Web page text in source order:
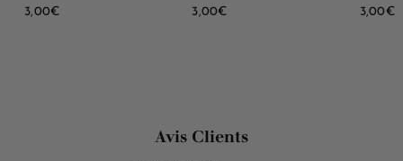
3,00€3
3,00€3
3,00€3
Avis Clients